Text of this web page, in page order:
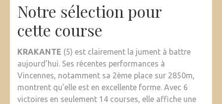
Notre sélection pour
cette course
KRAKANTE (5) est clairement la jument à battre
aujourd’hui. Ses récentes performances à
Vincennes, notamment sa 2ème place sur 2850m,
montrent qu’elle est en excellente forme. Avec 6
victoires en seulement 14 courses, elle affiche une